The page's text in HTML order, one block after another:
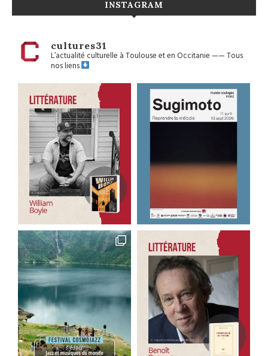
INSTAGRAM
cultures31
L’actualité culturelle à Toulouse et en Occitanie——Tous
nos liens